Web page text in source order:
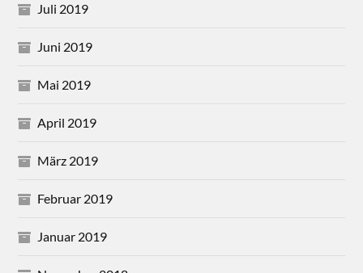
Juli 2019
Juni 2019
Mai 2019
April 2019
März 2019
Februar 2019
Januar 2019